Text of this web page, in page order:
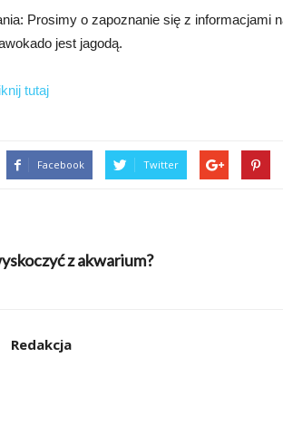
Prosimy o zapoznanie się z informacjami
jest jagodą.
tutaj
Facebook Twitter
z akwarium?
Redakcja